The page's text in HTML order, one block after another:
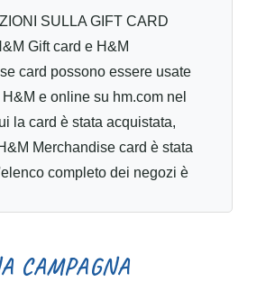
SULLA GIFT CARD
Gift card e H&M
card possono essere usate
e online su hm.com nel
la card è stata acquistata,
Merchandise card è stata
completo dei negozi è
periodo di validità, la H&M
A CAMPAGNA